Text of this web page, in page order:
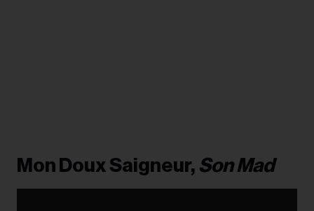
Mon Doux Saigneur, Son Mad